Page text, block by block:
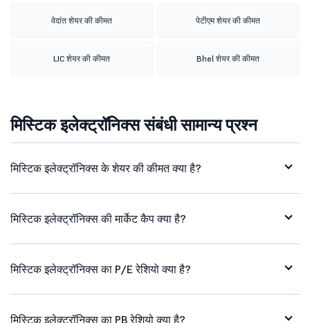
वेदांत शेयर की कीमत पेटीएम शेयर की कीमत
LIC शेयर की कीमत Bhel शेयर की कीमत
मिस्टिक इलेक्ट्रॉनिक्स संबंधी सामान्य प्रश्न
मिस्टिक इलेक्ट्रॉनिक्स के शेयर की कीमत क्या है?
मिस्टिक इलेक्ट्रॉनिक्स की मार्केट कैप क्या है?
मिस्टिक इलेक्ट्रॉनिक्स का P/E रेशियो क्या है?
मिस्टिक इलेक्ट्रॉनिक्स का PB रेशियो क्या है?